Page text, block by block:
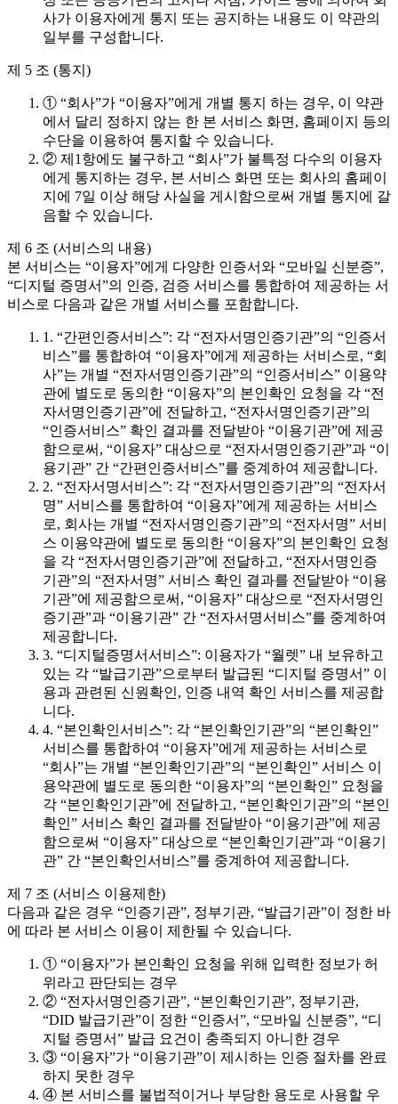
사가 이용자에게 통지 또는 공지하는 내용도 이 약관의
일부를 구성합니다.
제 5 조 (통지)
① “회사”가 “이용자”에게 개별 통지 하는 경우, 이 약관
에서 달리 정하지 않는 한 본 서비스 화면, 홈페이지 등의
수단을 이용하여 통지할 수 있습니다.
② 제1항에도 불구하고 “회사”가 불특정 다수의 이용자
에게 통지하는 경우, 본 서비스 화면 또는 회사의 홈페이
지에 7일 이상 해당 사실을 게시함으로써 개별 통지에 갈
음할 수 있습니다.
제 6 조 (서비스의 내용)
본 서비스는 “이용자”에게 다양한 인증서와 “모바일 신분증”,
“디지털 증명서”의 인증, 검증 서비스를 통합하여 제공하는 서
비스로 다음과 같은 개별 서비스를 포함합니다.
1. “간편인증서비스”: 각 “전자서명인증기관”의 “인증서
비스”를 통합하여 “이용자”에게 제공하는 서비스로, “회
사”는 개별 “전자서명인증기관”의 “인증서비스” 이용약
관에 별도로 동의한 “이용자”의 본인확인 요청을 각 “전
자서명인증기관”에 전달하고, “전자서명인증기관”의
“인증서비스” 확인 결과를 전달받아 “이용기관”에 제공
함으로써, “이용자” 대상으로 “전자서명인증기관”과 “이
용기관” 간 “간편인증서비스”를 중계하여 제공합니다.
2. “전자서명서비스”: 각 “전자서명인증기관”의 “전자서
명” 서비스를 통합하여 “이용자”에게 제공하는 서비스
로, 회사는 개별 “전자서명인증기관”의 “전자서명” 서비
스 이용약관에 별도로 동의한 “이용자”의 본인확인 요청
을 각 “전자서명인증기관”에 전달하고, “전자서명인증
기관”의 “전자서명” 서비스 확인 결과를 전달받아 “이용
기관”에 제공함으로써, “이용자” 대상으로 “전자서명인
증기관”과 “이용기관” 간 “전자서명서비스”를 중계하여
제공합니다.
3. “디지털증명서서비스”: 이용자가 “월렛” 내 보유하고
있는 각 “발급기관”으로부터 발급된 “디지털 증명서” 이
용과 관련된 신원확인, 인증 내역 확인 서비스를 제공합
니다.
4. “본인확인서비스”: 각 “본인확인기관”의 “본인확인”
서비스를 통합하여 “이용자”에게 제공하는 서비스로
“회사”는 개별 “본인확인기관”의 “본인확인” 서비스 이
용약관에 별도로 동의한 “이용자”의 “본인확인” 요청을
각 “본인확인기관”에 전달하고, “본인확인기관”의 “본인
확인” 서비스 확인 결과를 전달받아 “이용기관”에 제공
함으로써 “이용자” 대상으로 “본인확인기관”과 “이용기
관” 간 “본인확인서비스”를 중계하여 제공합니다.
제 7 조 (서비스 이용제한)
다음과 같은 경우 “인증기관”, 정부기관, “발급기관”이 정한 바
에 따라 본 서비스 이용이 제한될 수 있습니다.
① “이용자”가 본인확인 요청을 위해 입력한 정보가 허
위라고 판단되는 경우
② “전자서명인증기관”, “본인확인기관”, 정부기관,
“DID 발급기관”이 정한 “인증서”, “모바일 신분증”, “디
지털 증명서” 발급 요건이 충족되지 아니한 경우
③ “이용자”가 “이용기관”이 제시하는 인증 절차를 완료
하지 못한 경우
④ 본 서비스를 불법적이거나 부당한 용도로 사용할 우